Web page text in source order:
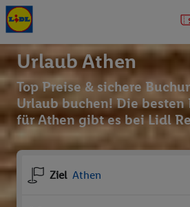
Urlaub Athen
Top Preise & sichere
Urlaub buchen! Die besten
für Athen gibt es bei Lidl
Ziel Athen